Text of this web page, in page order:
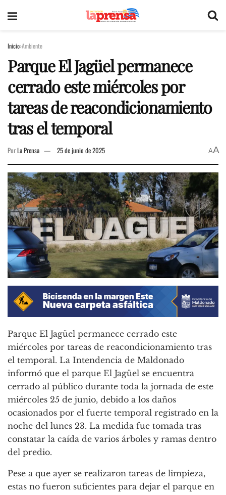
Inicio Ambiente
Parque El Jagüel permanece
cerrado este miércoles por
tareas de reacondicionamiento
tras el temporal
PorLa Prensa 25 de junio de 2025 AA
Parque El Jagüel permanece cerrado este
miércoles por tareas de reacondicionamiento tras
el temporal. La Intendencia de Maldonado
informó que el parque El Jagüel se encuentra
cerrado al público durante toda la jornada de este
miércoles 25 de junio, debido a los daños
ocasionados por el fuerte temporal registrado en la
noche del lunes 23. La medida fue tomada tras
constatar la caída de varios árboles y ramas dentro
del predio.
Pese a que ayer se realizaron tareas de limpieza,
estas no fueron suficientes para dejar el parque en